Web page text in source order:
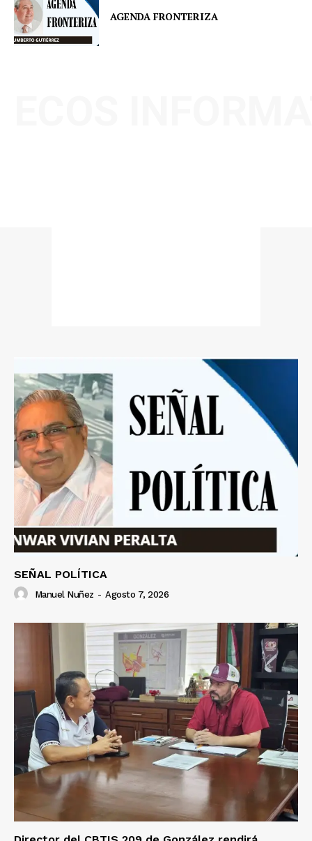
AGENDA FRONTERIZA
SEÑAL POLÍTICA
Manuel Nuñez - Agosto 7, 2026